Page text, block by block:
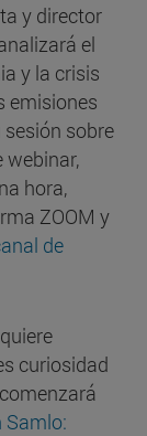
y director
el
y la crisis
emisiones
sobre
webinar,
hora,
ZOOM y
de
curiosidad
Samlo: